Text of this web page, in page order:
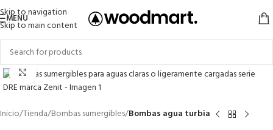
Skip to navigation
Skip to main content
MENU
Click to enlarge
Inicio Tienda Bombas sumergibles Bombas agua turbia